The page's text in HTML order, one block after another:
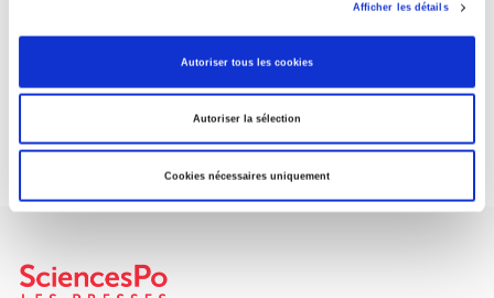
Afficher les détails
Autoriser tous les cookies
Autoriser la sélection
Cookies nécessaires uniquement
ABONNEZ-VOUS À NOS
REVUES
Je m’abonne